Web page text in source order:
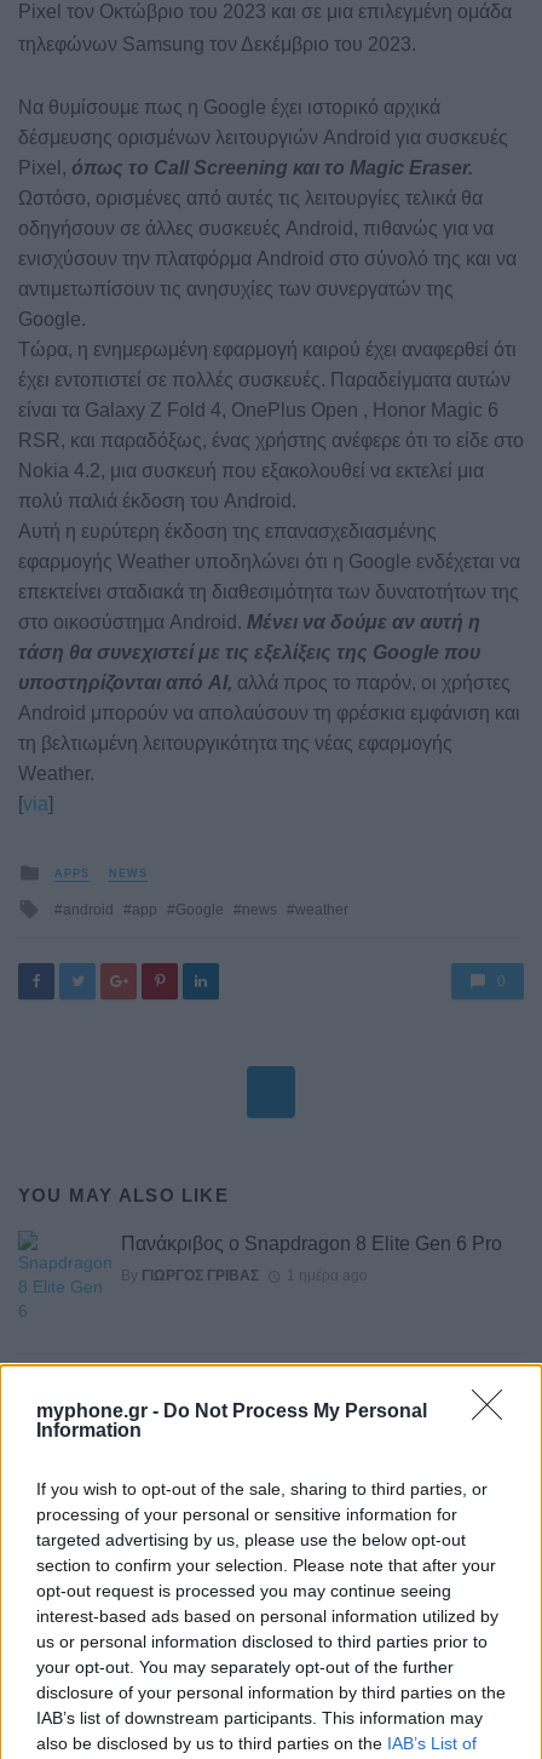
myphone.gr - Do Not Process My Personal
Information
If you wish to opt-out of the sale, sharing to third parties, or
processing of your personal or sensitive information for
targeted advertising by us, please use the below opt-out
section to confirm your selection. Please note that after your
opt-out request is processed you may continue seeing
interest-based ads based on personal information utilized by
us or personal information disclosed to third parties prior to
your opt-out. You may separately opt-out of the further
disclosure of your personal information by third parties on the
IAB’s list of downstream participants. This information may
also be disclosed by us to third parties on the IAB’s List of
Pixel τον Οκτώβριο του 2023 και σε μια επιλεγμένη ομάδα
τηλεφώνων Samsung τον Δεκέμβριο του 2023.
Να θυμίσουμε πως η Google έχει ιστορικό αρχικά
δέσμευσης ορισμένων λειτουργιών Android για συσκευές
Pixel, όπως το Call Screening και το Magic Eraser.
Ωστόσο, ορισμένες από αυτές τις λειτουργίες τελικά θα
οδηγήσουν σε άλλες συσκευές Android, πιθανώς για να
ενισχύσουν την πλατφόρμα Android στο σύνολό της και να
αντιμετωπίσουν τις ανησυχίες των συνεργατών της
Google.
Τώρα, η ενημερωμένη εφαρμογή καιρού έχει αναφερθεί ότι
έχει εντοπιστεί σε πολλές συσκευές. Παραδείγματα αυτών
είναι τα Galaxy Z Fold 4, OnePlus Open , Honor Magic 6
RSR, και παραδόξως, ένας χρήστης ανέφερε ότι το είδε στο
Nokia 4.2, μια συσκευή που εξακολουθεί να εκτελεί μια
πολύ παλιά έκδοση του Android.
Αυτή η ευρύτερη έκδοση της επανασχεδιασμένης
εφαρμογής Weather υποδηλώνει ότι η Google ενδέχεται να
επεκτείνει σταδιακά τη διαθεσιμότητα των δυνατοτήτων της
στο οικοσύστημα Android. Μένει να δούμε αν αυτή η
τάση θα συνεχιστεί με τις εξελίξεις της Google που
υποστηρίζονται από AI, αλλά προς το παρόν, οι χρήστες
Android μπορούν να απολαύσουν τη φρέσκια εμφάνιση και
τη βελτιωμένη λειτουργικότητα της νέας εφαρμογής
Weather.
[via]
Posted
APPS NEWS
Tagged
android app Google news weather
0
YOU MAY ALSO LIKE
Πανάκριβος ο Snapdragon 8 Elite Gen 6 Pro
By ΓΙΏΡΓΟΣ ΓΡΊΒΑΣ 1 ημέρα ago
Η σειρά Samsung Galaxy Z αποσπά θετικές
κριτικές από διάφορα media στην Ευρώπη
Επίσημα στοιχεία για τα αναδιπλούμενα
Samsung
ΓΙΏΡΓΟΣ ΓΡΊΒΑΣ 2 ημέρες ago
Διέρρευσε το Motorola Edge 70 Neo
ByΓΙΏΡΓΟΣ ΓΡΊΒΑΣ 2 ημέρες ago